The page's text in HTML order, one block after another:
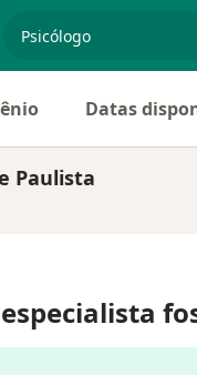
especialidade,
Datas
Paulista